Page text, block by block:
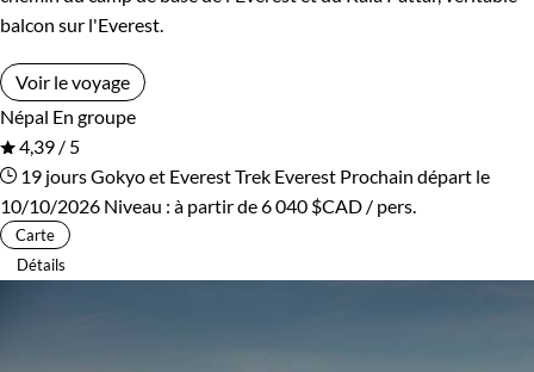
balcon sur l'Everest.
Voir le voyage
Népal En groupe
4,39 / 5
19 joursGokyo et EverestTrek Everest Prochain départ le
10/10/2026 Niveau : à partir de6 040 $CAD / pers.
Carte
Détails